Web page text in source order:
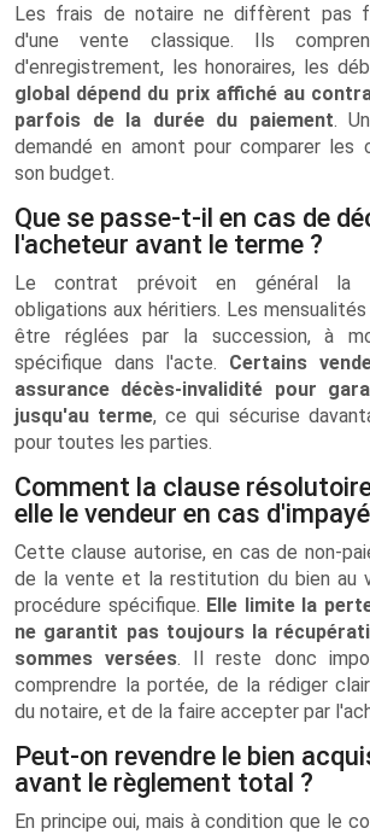
Les frais de notaire ne diffèrent pas
d'une vente classique. Ils
d'enregistrement, les honoraires, les
global dépend du prix affiché au
parfois de la durée du paiement.
demandé en amont pour comparer les
son budget.
Que se passe-t-il en cas de
l'acheteur avant le terme ?
Le contrat prévoit en général la
obligations aux héritiers. Les
être réglées par la succession, à
spécifique dans l'acte. Certains
assurance décès-invalidité pour
jusqu'au terme, ce qui sécurise
pour toutes les parties.
Comment la clause
elle le vendeur en cas
Cette clause autorise, en cas de non-
de la vente et la restitution du bien au
procédure spécifique. Elle limite la
ne garantit pas toujours la
sommes versées. Il reste donc
comprendre la portée, de la rédiger
du notaire, et de la faire accepter par
Peut-on revendre le bien
avant le règlement total ?
En principe oui, mais à condition que le